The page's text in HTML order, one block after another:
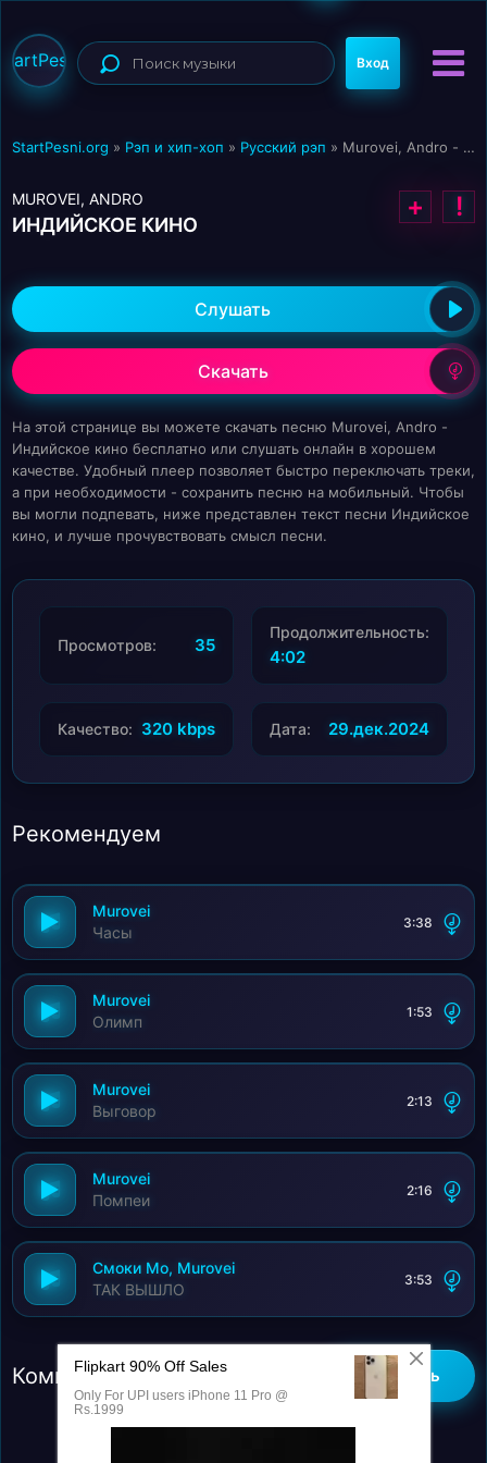
Вход
StartPesni.org » Рэп и хип-хоп » Русский рэп » Murovei, Andro - Индийское кино
MUROVEI, ANDRO
ИНДИЙСКОЕ КИНО
+ !
Слушать
Скачать
На этой странице вы можете скачать песню Murovei, Andro -
Индийское кино бесплатно или слушать онлайн в хорошем
качестве. Удобный плеер позволяет быстро переключать треки,
а при необходимости - сохранить песню на мобильный. Чтобы
вы могли подпевать, ниже представлен текст песни Индийское
кино, и лучше прочувствовать смысл песни.
Просмотров: 35
Продолжительность:
4:02
Качество: 320 kbps Дата: 29.дек.2024
Рекомендуем
Murovei
Часы
3:38
Murovei
Олимп
1:53
Murovei
Выговор
2:13
Murovei
Помпеи
2:16
Смоки Мо, Murovei
ТАК ВЫШЛО
3:53
Комментарии (0) Добавить